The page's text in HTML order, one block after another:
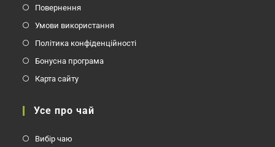
Повернення
Умови використання
Політика конфіденційності
Бонусна програма
Карта сайту
Усе про чай
Вибір чаю